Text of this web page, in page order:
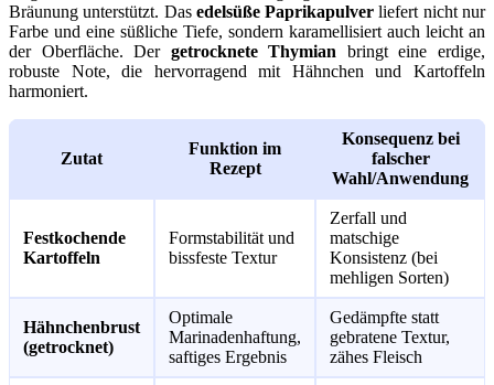
Bräunung unterstützt. Das edelsüße Paprikapulver liefert nicht nur
Farbe und eine süßliche Tiefe, sondern karamellisiert auch leicht an
der Oberfläche. Der getrocknete Thymian bringt eine erdige,
robuste Note, die hervorragend mit Hähnchen und Kartoffeln
harmoniert.
Zutat
Funktion im
Rezept
Konsequenz bei
falscher
Wahl/Anwendung
Festkochende
Kartoffeln
Formstabilität und
bissfeste Textur
Zerfall und
matschige
Konsistenz (bei
mehligen Sorten)
Hähnchenbrust
(getrocknet)
Optimale
Marinadenhaftung,
saftiges Ergebnis
Gedämpfte statt
gebratene Textur,
zähes Fleisch